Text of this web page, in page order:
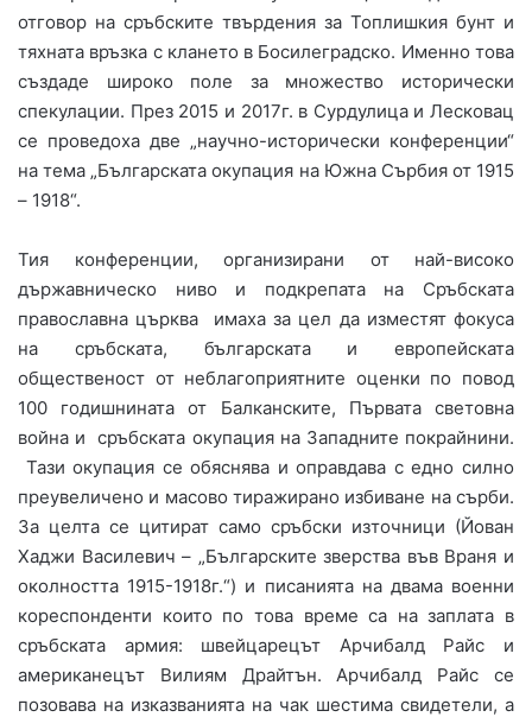
отговор на сръбските твърдения за Топлишкия бунт и
тяхната връзка с клането в Босилеградско. Именно това
създаде широко поле за множество исторически
спекулации. През 2015 и 2017г. в Сурдулица и Лесковац
се проведоха две „научно-исторически конференции“
на тема „Българската окупация на Южна Сърбия от 1915
– 1918“.
Тия конференции, организирани от най-високо
държавническо ниво и подкрепата на Сръбската
православна църква имаха за цел да изместят фокуса
на сръбската, българската и европейската
общественост от неблагоприятните оценки по повод
100 годишнината от Балканските, Първата световна
война и сръбската окупация на Западните покрайнини.
Тази окупация се обяснява и оправдава с едно силно
преувеличено и масово тиражирано избиване на сърби.
За целта се цитират само сръбски източници (Йован
Хаджи Василевич – „Българските зверства във Враня и
околността 1915-1918г.“) и писанията на двама военни
кореспонденти които по това време са на заплата в
сръбската армия: швейцарецът Арчибалд Райс и
американецът Вилиям Драйтън. Арчибалд Райс се
позовава на изказванията на чак шестима свидетели, а